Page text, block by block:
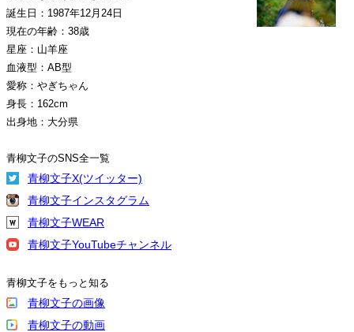
誕生日：1987年12月24日
現在の年齢：38歳
星座：山羊座
血液型：AB型
愛称：やぎちゃん
身長：162cm
出身地：大分県
青柳文子のSNS全一覧
青柳文子X(ツイッター)
青柳文子インスタグラム
青柳文子WEAR
青柳文子YouTubeチャンネル
青柳文子をもっと知る
青柳文子の画像
青柳文子の動画